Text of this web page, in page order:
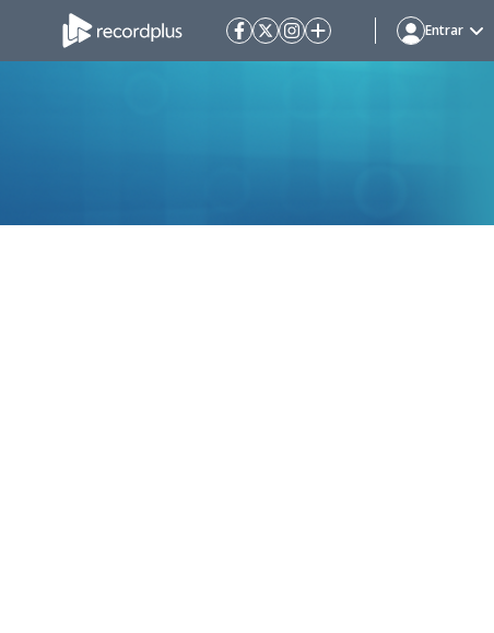
Entrar